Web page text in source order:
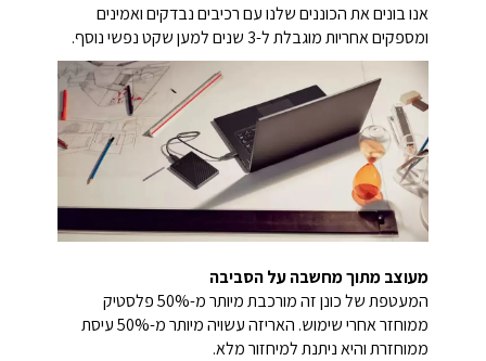
אנו בונים את הכוננים שלנו עם רכיבים נבדקים ואמינים
ומספקים אחריות מוגבלת ל-3 שנים למען שקט נפשי נוסף.
מעוצב מתוך מחשבה על הסביבה
המעטפת של כונן זה מורכבת מיותר מ-50% פלסטיק
ממוחזר אחרי שימוש. האריזה עשויה מיותר מ-50% עיסת
ממוחזרת והיא ניתנת למיחזור מלא.